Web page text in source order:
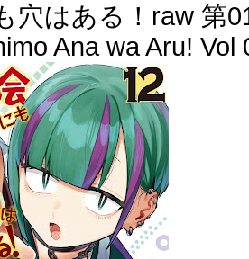
穴はある！raw 第
Ana wa Aru! Vol